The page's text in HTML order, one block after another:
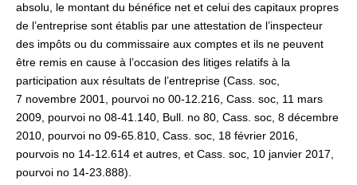
absolu, le montant du bénéfice net et celui des capitaux propres
de l’entreprise sont établis par une attestation de l’inspecteur
des impôts ou du commissaire aux comptes et ils ne peuvent
être remis en cause à l’occasion des litiges relatifs à la
participation aux résultats de l’entreprise (Cass. soc,
7 novembre 2001, pourvoi no 00-12.216, Cass. soc, 11 mars
2009, pourvoi no 08-41.140, Bull. no 80, Cass. soc, 8 décembre
2010, pourvoi no 09‑65.810, Cass. soc, 18 février 2016,
pourvois no 14-12.614 et autres, et Cass. soc, 10 janvier 2017,
pourvoi no 14-23.888).